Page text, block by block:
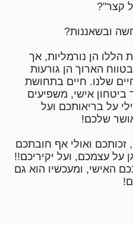
קצר"?
ובשאננות?
הללו הן נורמליות, אך
הארוך הן גורעות
שלנו. חיים בתחושת
ביטחון אישי, משפיעים
על בריאותכם ועל
שלכם!
ואולי אף חובתכם
על עצמכם, ועל יקיריכם!!
האישי, ומעכשיו הוא גם